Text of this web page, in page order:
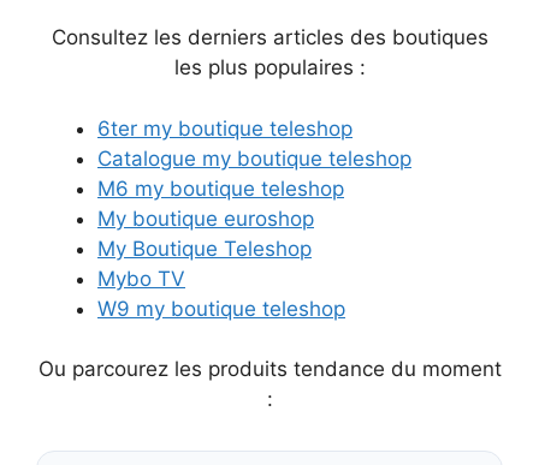
Consultez les derniers articles des boutiques
les plus populaires :
6ter my boutique teleshop
Catalogue my boutique teleshop
M6 my boutique teleshop
My boutique euroshop
My Boutique Teleshop
Mybo TV
W9 my boutique teleshop
Ou parcourez les produits tendance du moment
: